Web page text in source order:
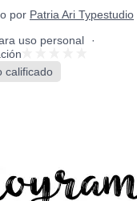
por Patria Ari Typestudio
uso personal
calificado